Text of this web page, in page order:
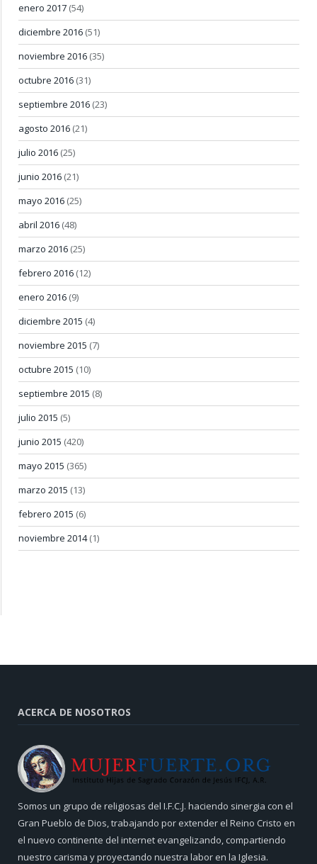
enero 2017 (54)
diciembre 2016 (51)
noviembre 2016 (35)
octubre 2016 (31)
septiembre 2016 (23)
agosto 2016 (21)
julio 2016 (25)
junio 2016 (21)
mayo 2016 (25)
abril 2016 (48)
marzo 2016 (25)
febrero 2016 (12)
enero 2016 (9)
diciembre 2015 (4)
noviembre 2015 (7)
octubre 2015 (10)
septiembre 2015 (8)
julio 2015 (5)
junio 2015 (420)
mayo 2015 (365)
marzo 2015 (13)
febrero 2015 (6)
noviembre 2014(1)
ACERCA DE NOSOTROS
Somos un grupo de religiosas del I.F.C.J. haciendo sinergia con el
Gran Pueblo de Dios, trabajando por extender el Reino Cristo en
el nuevo continente del internet evangelizando, compartiendo
nuestro carisma y proyectando nuestra labor en la Iglesia.